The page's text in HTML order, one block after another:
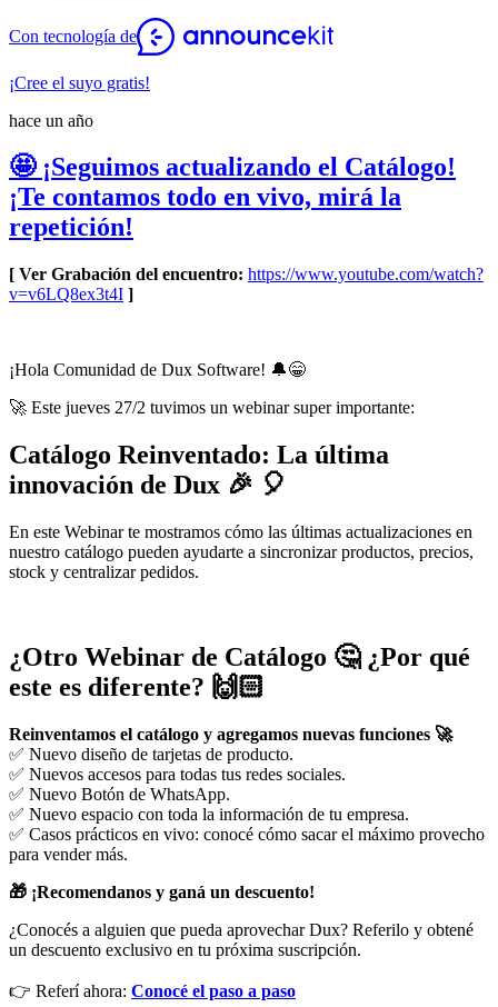
Con tecnología de
¡Cree el suyo gratis!
hace un año
🤩 ¡Seguimos actualizando el Catálogo!
¡Te contamos todo en vivo, mirá la
repetición!
[ Ver Grabación del encuentro: https://www.youtube.com/watch?
v=v6LQ8ex3t4I ]
¡Hola Comunidad de Dux Software! 🔔😁
🚀 Este jueves 27/2 tuvimos un webinar super importante:
Catálogo Reinventado: La última
innovación de Dux 🎉 🎈
En este Webinar te mostramos cómo las últimas actualizaciones en
nuestro catálogo pueden ayudarte a sincronizar productos, precios,
stock y centralizar pedidos.
¿Otro Webinar de Catálogo 🤔 ¿Por qué
este es diferente? 🙌🏻
Reinventamos el catálogo y agregamos nuevas funciones 🚀
✅ Nuevo diseño de tarjetas de producto.
✅ Nuevos accesos para todas tus redes sociales.
✅ Nuevo Botón de WhatsApp.
✅ Nuevo espacio con toda la información de tu empresa.
✅ Casos prácticos en vivo: conocé cómo sacar el máximo provecho
para vender más.
🎁 ¡Recomendanos y ganá un descuento!
¿Conocés a alguien que pueda aprovechar Dux? Referilo y obtené
un descuento exclusivo en tu próxima suscripción.
👉 Referí ahora: Conocé el paso a paso